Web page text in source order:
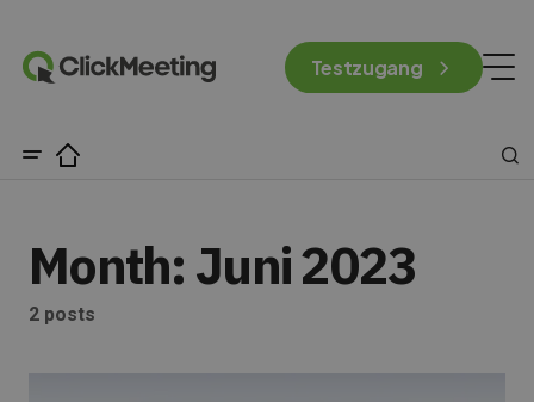
Testzugang
Month:Juni 2023
2 posts